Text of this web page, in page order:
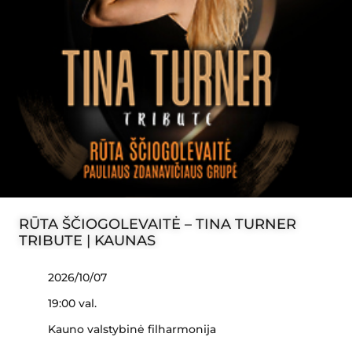
RŪTA ŠČIOGOLEVAITĖ – TINA TURNER
TRIBUTE | KAUNAS
2026/10/07
19:00 val.
Kauno valstybinė filharmonija